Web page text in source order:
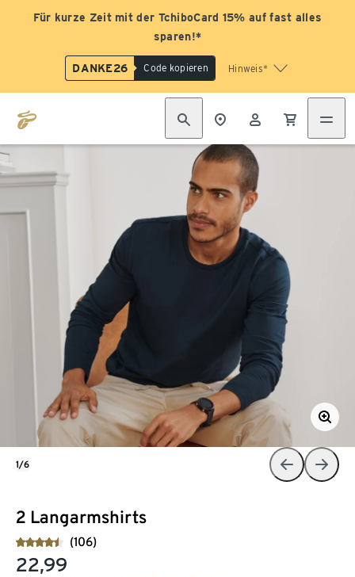
Für kurze Zeit mit der TchiboCard 15% auf fast alles
sparen!*
DANKE26 Code kopieren Hinweis*
2 Langarmshirts
(106)
22,99
1/6